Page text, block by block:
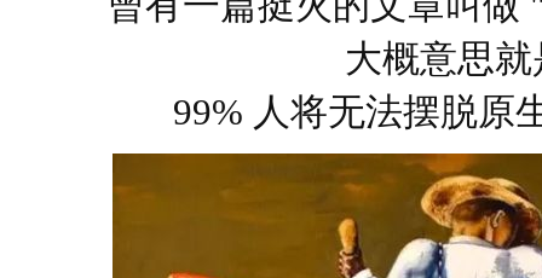
大概意思就
99% 人将无法摆脱原